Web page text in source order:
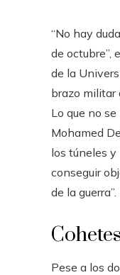
“No hay
de octubre”,
de la
brazo militar
Lo que no
Mohamed
los túneles y
conseguir
de la guerra”.
Pese a los